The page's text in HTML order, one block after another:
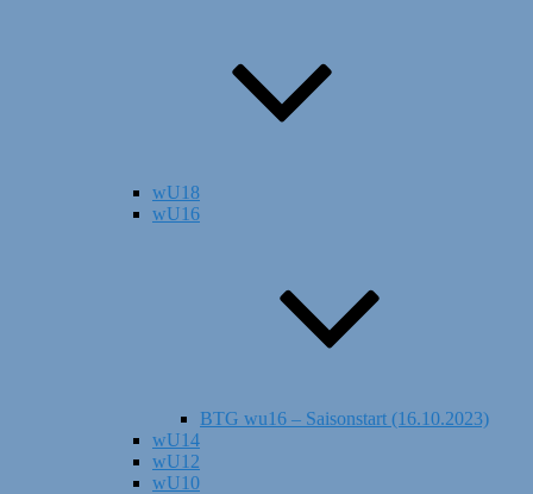
wU18
wU16
BTG wu16 – Saisonstart (16.10.2023)
wU14
wU12
wU10